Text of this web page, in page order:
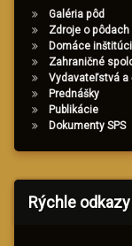
Galéria pôd
Zdroje o pôdach
Domáce
Zahraničné
Vydavateľstvá a
Prednášky
Publikácie
Dokumenty SPS
Rýchle odkazy